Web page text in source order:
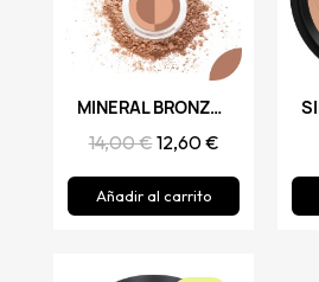
Vista rápida MINERAL BRONZE POWDER, GOLDEN ROSE
14,00 €12,60 €
Añadir al carrito